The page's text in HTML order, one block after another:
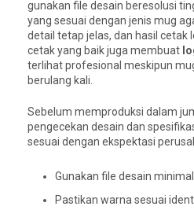
gunakan file desain beresolusi
yang sesuai dengan jenis mug
detail tetap jelas, dan hasil cetak
cetak yang baik juga membuat
terlihat profesional meskipun
berulang kali.
Sebelum memproduksi dalam
pengecekan desain dan
sesuai dengan ekspektasi
Gunakan file desain
Pastikan warna sesuai